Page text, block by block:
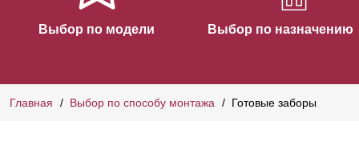
Выбор по модели Выбор по назначению
Главная Выбор по способу монтажа Готовые заборы